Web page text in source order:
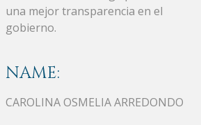
una mejor transparencia en el
gobierno.
NAME:
CAROLINA OSMELIA ARREDONDO